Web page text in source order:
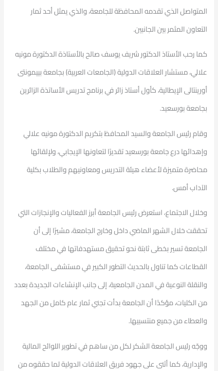
المتواصل الذي تقدمه المحافظة للجامعة، والذي يمثل أحد ثمار
التعاون المثمر بين الجانبين.
كما رحب الأستاذ الدكتور شريف يوسف صالح بالأستاذة الدكتورة مونيه
علالي، مستشار العلاقات الدولية (الجامعات العربية) بجامعة بييمونتى
أورينتالى الإيطالية، كأول أستاذ زائر في برنامج تدريس الأساتذة الزائرين
بجامعة بورسعيد.
وقام رئيس الجامعة والسيد المحافظ بتكريم الدكتورة مونيه علالي
وإهدائها درع جامعة بورسعيد تقديرًا لتعاونها الإيجابي، ولإلقائها
محاضرة متميزة لأعضاء هيئة التدريس ومعاونيهم والطلاب بكلية
الآداب أمس.
وخلال الاجتماع، استعرض رئيس الجامعة أبرز الفعاليات والإنجازات التي
تحققت خلال الشهر الماضي داخل وخارج الجامعة، مشيرًا إلى أن
الجامعة تسير بخطى ثابتة نحو تحقيق مستهدفاتها في مختلف
القطاعات كما تناول بالحديث التطور الكبير في مستشفى الجامعة،
والنقلة النوعية في المدن الجامعية، إلى جانب الإنشاءات الجديدة بعدد
من الكليات، مؤكدًا أن الجامعة بدأت تجني ثمار عام كامل من الجهد
والعطاء من جميع منتسبيها.
ووجّه رئيس الجامعة الشكر لكل من ساهم في تطوير اللوائح المالية
والإدارية، كما أثنى على جهود فريق العلاقات الدولية لما حققوه من